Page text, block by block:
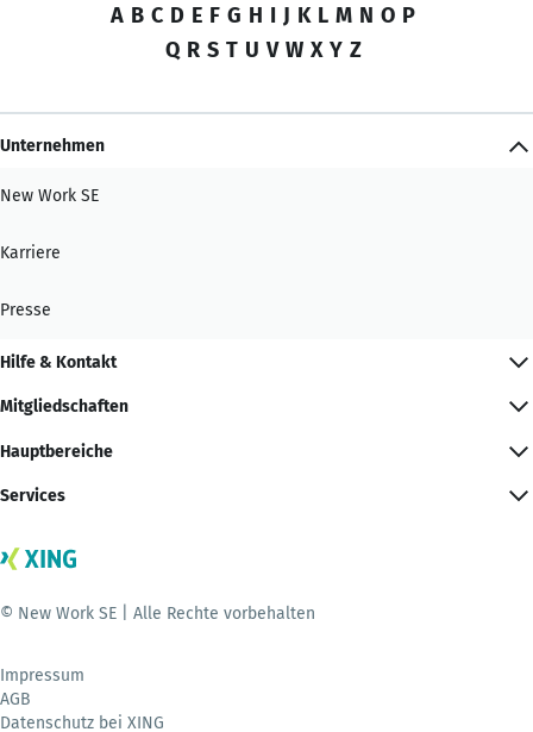
A B C D E F G H I J K L M N O P
Q R S T U V W X Y Z
Unternehmen
New Work SE
Karriere
Presse
Hilfe & Kontakt
Mitgliedschaften
Hauptbereiche
Services
© New Work SE | Alle Rechte vorbehalten
Impressum
AGB
Datenschutz bei XING